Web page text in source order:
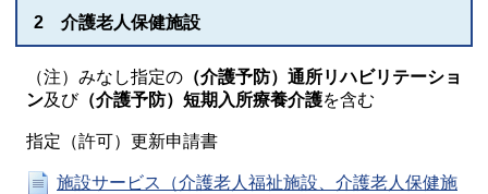
2 介護老人保健施設
（注）みなし指定の （介護予防）通所リハビリテーショ
ン及び（介護予防）短期入所療養介護を含む
指定（許可）更新申請書
施設サービス（介護老人福祉施設、介護老人保健施